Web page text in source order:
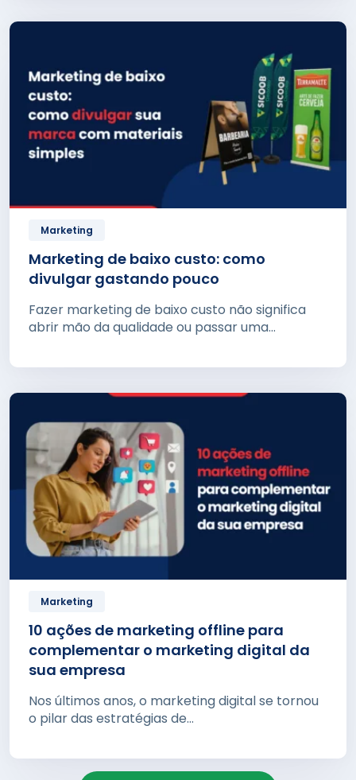
Marketing
Marketing de baixo custo: como
divulgar gastando pouco
Fazer marketing de baixo custo não significa
abrir mão da qualidade ou passar uma...
Marketing
10 ações de marketing offline para
complementar o marketing digital da
sua empresa
Nos últimos anos, o marketing digital se tornou
o pilar das estratégias de...